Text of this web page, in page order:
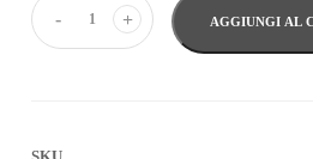
- + AGGIUNGI AL